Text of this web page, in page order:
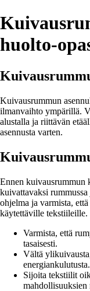
huolto-
Kuivausrummun
ilmanvaihto ympärillä.
alustalla ja riittävän
asennusta varten.
Ennen kuivausrummun
kuivattavaksi
ohjelma ja varmista,
käytettäville tekstiileille.
Varmista, että
tasaisesti.
Vältä
energiankulutusta.
Sijoita tekstiilit
mahdollisuuksien